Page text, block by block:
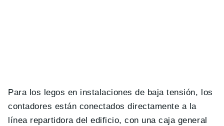
Para los legos en instalaciones de baja tensión, los
contadores están conectados directamente a la
línea repartidora del edificio, con una caja general